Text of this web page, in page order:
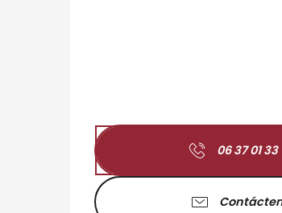
06 37 01 33